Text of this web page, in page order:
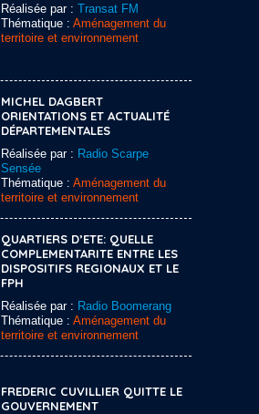
Réalisée par : Transat FM
Thématique : Aménagement du
territoire et environnement
MICHEL DAGBERT
ORIENTATIONS ET ACTUALITÉ
DÉPARTEMENTALES
Réalisée par : Radio Scarpe
Sensée
Thématique : Aménagement du
territoire et environnement
QUARTIERS D’ETE: QUELLE
COMPLEMENTARITE ENTRE LES
DISPOSITIFS REGIONAUX ET LE
FPH
Réalisée par : Radio Boomerang
Thématique : Aménagement du
territoire et environnement
FREDERIC CUVILLIER QUITTE LE
GOUVERNEMENT